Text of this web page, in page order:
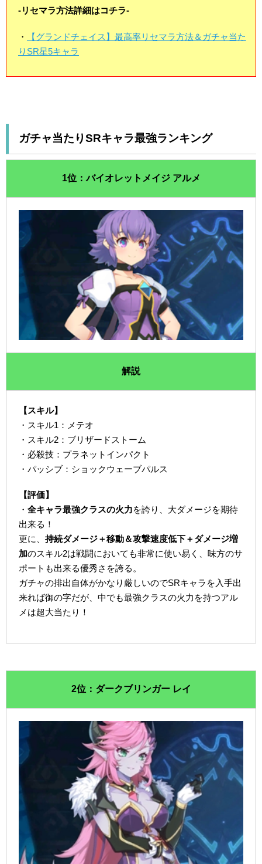
-リセマラ方法詳細はコチラ-
・
【グランドチェイス】最高率リセマラ方法＆ガチャ当た
りSR星5キャラ
ガチャ当たりSRキャラ最強ランキング
1位：バイオレットメイジ アルメ
解説
【スキル】
・スキル1：メテオ
・スキル2：ブリザードストーム
・必殺技：プラネットインパクト
・パッシブ：ショックウェーブパルス
【評価】
・全キャラ最強クラスの火力を誇り、大ダメージを期待
出来る！
更に、持続ダメージ＋移動＆攻撃速度低下＋ダメージ増
加のスキル2は戦闘においても非常に使い易く、味方のサ
ポートも出来る優秀さを誇る。
ガチャの排出自体がかなり厳しいのでSRキャラを入手出
来れば御の字だが、中でも最強クラスの火力を持つアル
メは超大当たり！
2位：ダークブリンガー レイ